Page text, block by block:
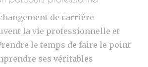
de carrière
la vie professionnelle et
le temps de faire le point
ses véritables